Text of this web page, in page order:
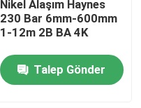
Nikel Alaşım Haynes
230 Bar 6mm-600mm
1-12m 2B BA 4K
Talep Gönder